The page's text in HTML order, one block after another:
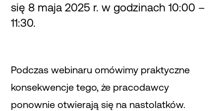
się 8 maja 2025 r. w godzinach 10:00 –
11:30.
Podczas webinaru omówimy praktyczne
konsekwencje tego, że pracodawcy
ponownie otwierają się na nastolatków.